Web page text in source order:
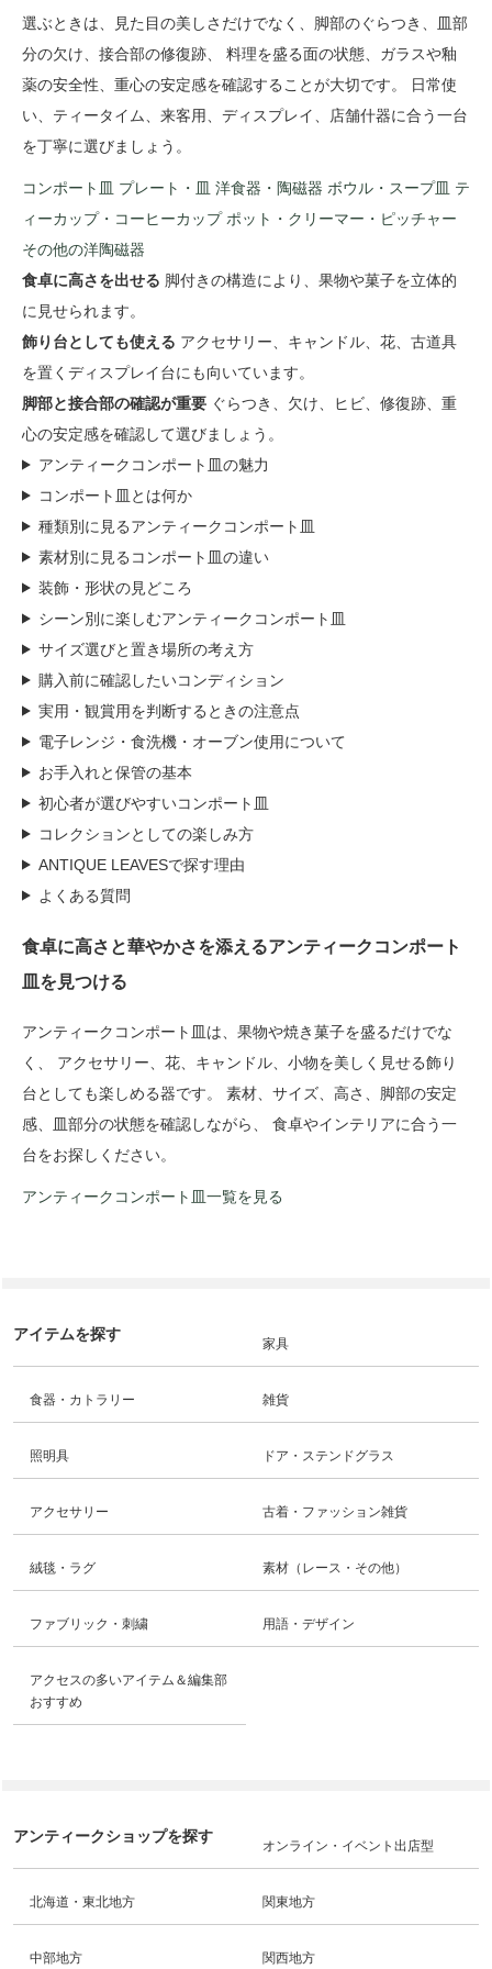
選ぶときは、見た目の美しさだけでなく、脚部のぐらつき、皿部
分の欠け、接合部の修復跡、 料理を盛る面の状態、ガラスや釉
薬の安全性、重心の安定感を確認することが大切です。 日常使
い、ティータイム、来客用、ディスプレイ、店舗什器に合う一台
を丁寧に選びましょう。
コンポート皿 プレート・皿 洋食器・陶磁器 ボウル・スープ皿 テ
ィーカップ・コーヒーカップ ポット・クリーマー・ピッチャー
その他の洋陶磁器
食卓に高さを出せる 脚付きの構造により、果物や菓子を立体的
に見せられます。
飾り台としても使える アクセサリー、キャンドル、花、古道具
を置くディスプレイ台にも向いています。
脚部と接合部の確認が重要 ぐらつき、欠け、ヒビ、修復跡、重
心の安定感を確認して選びましょう。
アンティークコンポート皿の魅力
コンポート皿とは何か
種類別に見るアンティークコンポート皿
素材別に見るコンポート皿の違い
装飾・形状の見どころ
シーン別に楽しむアンティークコンポート皿
サイズ選びと置き場所の考え方
購入前に確認したいコンディション
実用・観賞用を判断するときの注意点
電子レンジ・食洗機・オーブン使用について
お手入れと保管の基本
初心者が選びやすいコンポート皿
コレクションとしての楽しみ方
ANTIQUE LEAVESで探す理由
よくある質問
食卓に高さと華やかさを添えるアンティークコンポート
皿を見つける
アンティークコンポート皿は、果物や焼き菓子を盛るだけでな
く、 アクセサリー、花、キャンドル、小物を美しく見せる飾り
台としても楽しめる器です。 素材、サイズ、高さ、脚部の安定
感、皿部分の状態を確認しながら、 食卓やインテリアに合う一
台をお探しください。
アンティークコンポート皿一覧を見る
アイテムを探す
家具
食器・カトラリー 雑貨
照明具 ドア・ステンドグラス
アクセサリー 古着・ファッション雑貨
絨毯・ラグ 素材（レース・その他）
ファブリック・刺繍 用語・デザイン
アクセスの多いアイテム＆編集部
おすすめ
アンティークショップを探す
オンライン・イベント出店型
北海道・東北地方 関東地方
中部地方 関西地方